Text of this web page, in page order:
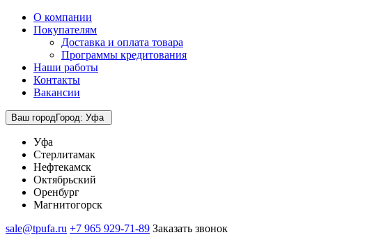
О компании
Покупателям
Доставка и оплата товара
Программы кредитования
Наши работы
Контакты
Вакансии
Ваш городГород: Уфа
Уфа
Стерлитамак
Нефтекамск
Октябрьский
Оренбург
Магнитогорск
sale@tpufa.ru +7 965 929-71-89 Заказать звонок